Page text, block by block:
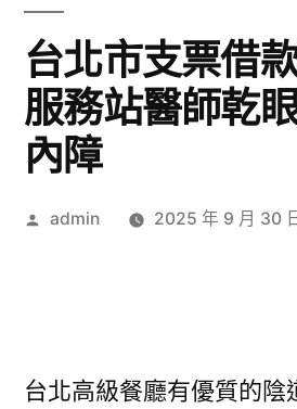
台北市支票借
服務站醫師乾
內障
作
admin 2025 年 9 月 30
台北高級餐廳有優質的陰